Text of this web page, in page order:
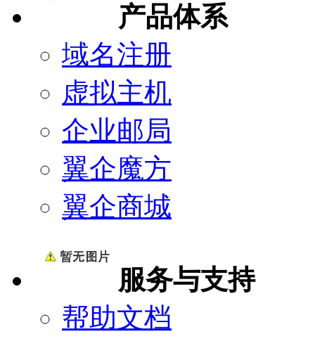
产品体系
域名注册
虚拟主机
企业邮局
翼企魔方
翼企商城
服务与支持
帮助文档